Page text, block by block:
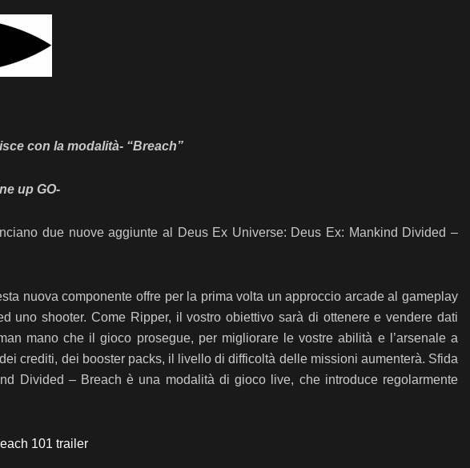
con la modalità- “Breach”
up GO-
due nuove aggiunte al Deus Ex Universe: Deus Ex: Mankind Divided –
nuova componente offre per la prima volta un approccio arcade al gameplay
uno shooter. Come Ripper, il vostro obiettivo sarà di ottenere e vendere dati
mano che il gioco prosegue, per migliorare le vostre abilità e l’arsenale a
crediti, dei booster packs, il livello di difficoltà delle missioni aumenterà. Sfida
Divided – Breach è una modalità di gioco live, che introduce regolarmente
101 trailer